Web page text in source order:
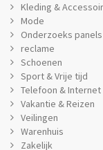
Kleding &
Mode
Onderzoeks
reclame
Schoenen
Sport & Vrije tijd
Telefoon & Internet
Vakantie & Reizen
Veilingen
Warenhuis
Zakelijk